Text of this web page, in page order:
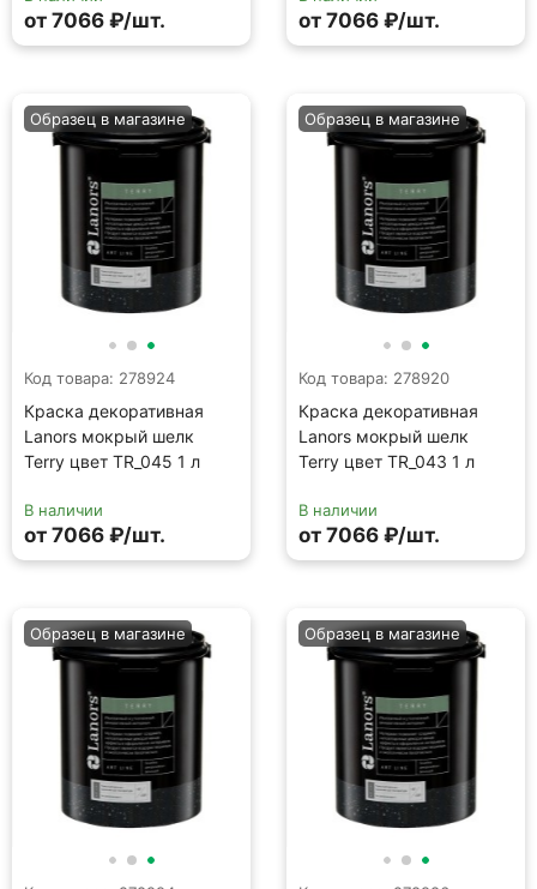
Lanors мокрый шелк
Terry цвет TR_045 1 л
В наличии
от 7066 ₽/шт.
Lanors мокрый шелк
Terry цвет TR_043 1 л
В наличии
от 7066 ₽/шт.
Lanors мокрый шелк
Terry цвет TR_055 1 л
Образец в магазине
В наличии
от 7066 ₽/шт.
Lanors мокрый шелк
Terry цвет TR_051 1 л
Образец в магазине
В наличии
от 7066 ₽/шт.
Образец в магазине Образец в магазине